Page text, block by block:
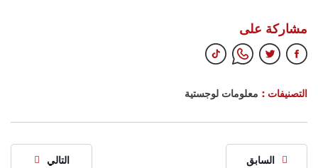
مشاركة على
التصنيفات : معلومات لوجستية
السابق التالي